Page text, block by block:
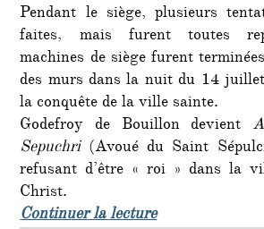
Pendant le siège, plusieurs
faites, mais furent toutes
machines de siège furent
des murs dans la nuit du 14
la conquête de la ville sainte.
Godefroy de Bouillon devient
Sepuchri(Avoué du Saint
refusant d’être « roi » dans la
Christ.
Continuer la lecturede « C’était